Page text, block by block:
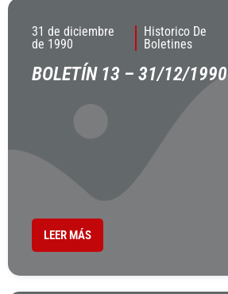
31 de diciembre
de 1990
Historico De
Boletines
BOLETÍN 13 – 31/12/1990
LEER MÁS